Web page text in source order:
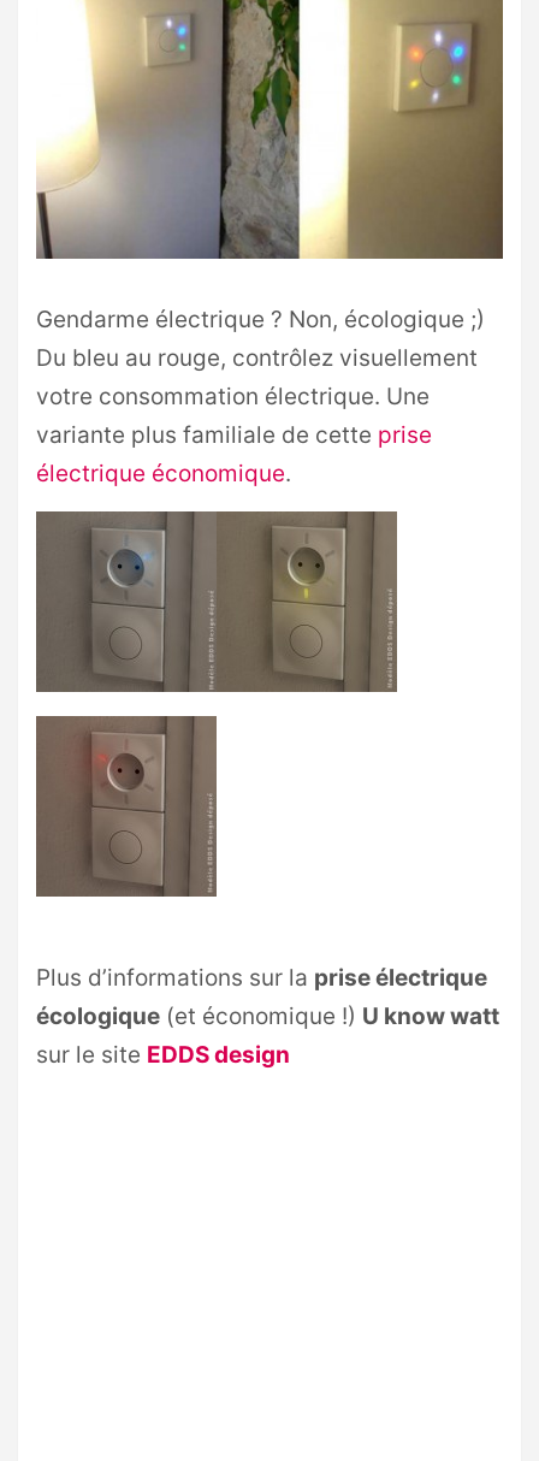
Gendarme électrique ? Non, écologique ;)
Du bleu au rouge, contrôlez visuellement
votre consommation électrique. Une
variante plus familiale de cette prise
électrique économique.
Plus d’informations sur la prise électrique
écologique (et économique !) U know watt
sur le site EDDS design